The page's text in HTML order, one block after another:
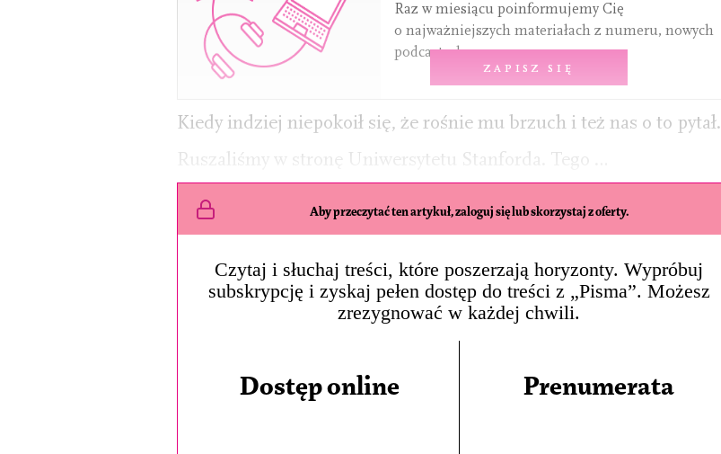
Raz w miesiącu poinformujemy Cię
o najważniejszych materiałach z numeru, nowych
podcastach.
Zapisz się
Kiedy indziej niepokoił się, że rośnie mu brzuch i też nas o to pytał.
Ruszaliśmy w stronę Uniwersytetu Stanforda. Tego …
Aby przeczytać ten artykuł, zaloguj się lub skorzystaj z oferty.
Czytaj i słuchaj treści, które poszerzają horyzonty. Wypróbuj
subskrypcję i zyskaj pełen dostęp do treści z „Pisma”. Możesz
zrezygnować w każdej chwili.
Dostęp online Prenumerata